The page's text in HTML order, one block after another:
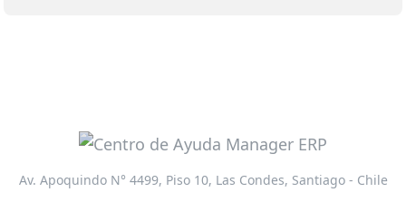
Av. Apoquindo N° 4499, Piso 10, Las Condes, Santiago - Chile